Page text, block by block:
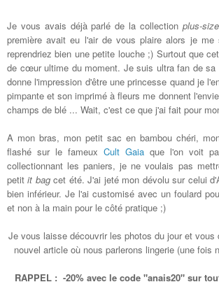
Je vous avais déjà parlé de la collection plus-size
première avait eu l'air de vous plaire alors je
reprendriez bien une petite louche ;) Surtout que
de cœur ultime du moment. Je suis ultra fan de sa
donne l'impression d'être une princesse quand je
pimpante et son imprimé à fleurs me donnent
champs de blé ... Wait, c'est ce que j'ai fait pour
A mon bras, mon petit sac en bambou chéri,
flashé sur le fameux Cult Gaia que l'on voit
collectionnant les paniers, je ne voulais pas
petitit bagcet été. J'ai jeté mon dévolu sur celui
bien inférieur. Je l'ai customisé avec un foulard
et non à la main pour le côté pratique ;)
Je vous laisse découvrir les photos du jour et vous
nouvel article où nous parlerons lingerie (une fois
RAPPEL : -20% avec le code "anais20" sur